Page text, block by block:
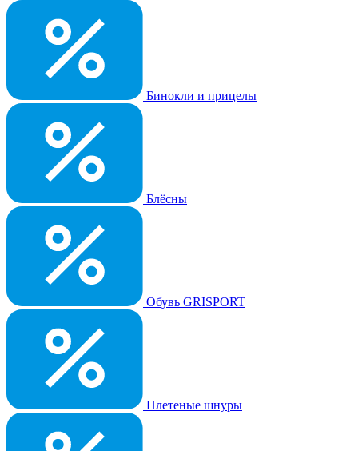
Бинокли и прицелы
Блёсны
Обувь GRISPORT
Плетеные шнуры